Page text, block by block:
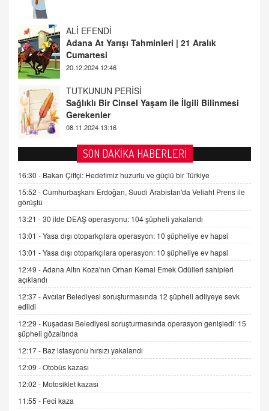
TUTKUNUN PERİSİ
Sağlıklı Bir Cinsel Yaşam ile İlgili Bilinmesi
Gerekenler
08.11.2024 13:16
FARUK ÖNALAN
Tezkere Onaylanmasaydı…
2 Kasım 2021 Salı 00:11
AV. DOĞAN CAN DOĞAN
Kişisel verilerin korunması ve dijital hukukun
gelişimi
15.09.2025 16:17
SEHER EREK
Kış Ayları Geldi, Hangi Önlemler Alınmalı?
9.12.2025 10:11
İNCİ GÜL AKÖL
06.07.2026 13:00
ADEM AKÖL
Esed Destekçilerinin Yüzüne Vurulan Şamar:
Sednaya
11.12.2024 12:30
DR. EKREM ASLAN
Gerçek Ne, Algı Ne? "Beraber Yürüyoruz"
SON DAKİKA HABERLERİ
16:30 - Bakan Çiftçi: Hedefimiz huzurlu ve güçlü bir Türkiye
15:52 -Cumhurbaşkanı Erdoğan, Suudi Arabistan'da Veliaht Prens ile
görüştü
13:21 -30 ilde DEAŞ operasyonu: 104 şüpheli yakalandı
13:01 -Yasa dışı otoparkçılara operasyon: 10 şüpheliye ev hapsi
13:01 -Yasa dışı otoparkçılara operasyon: 10 şüpheliye ev hapsi
12:49 -Adana Altın Koza'nın Orhan Kemal Emek Ödülleri sahipleri
açıklandı
12:37 -Avcılar Belediyesi soruşturmasında 12 şüpheli adliyeye sevk
edildi
12:29 - Kuşadası Belediyesi soruşturmasında operasyon genişledi: 15
şüpheli gözaltında
12:17 - Baz istasyonu hırsızı yakalandı
12:09 -Otobüs kazası
12:02 - Motosiklet kazası
11:55 - Feci kaza